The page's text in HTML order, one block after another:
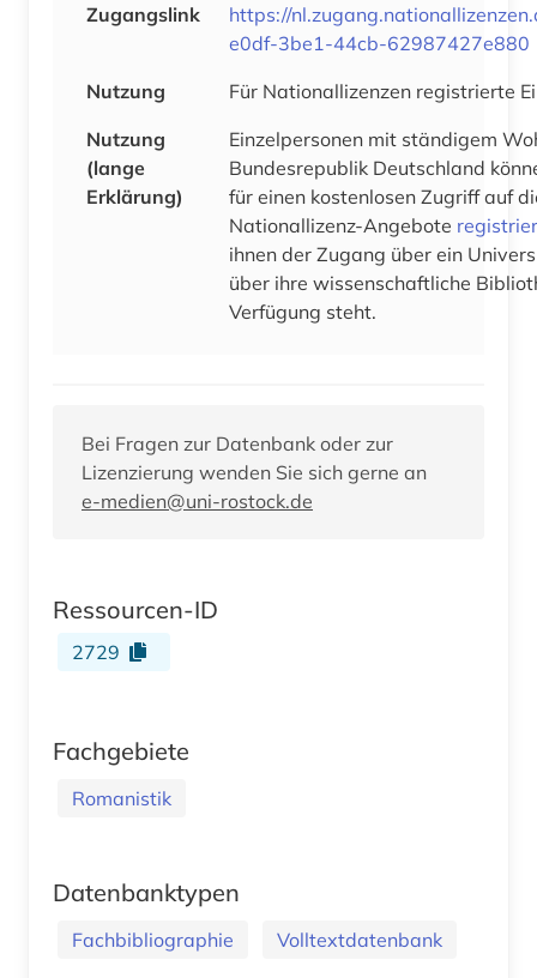
Zugangslink
https://
e0df-3be1-44cb-62987427e880
Nutzung
Für Nationallizenzen registrierte
Nutzung
(lange
Erklärung)
Einzelpersonen mit ständigem
Bundesrepublik Deutschland
für einen kostenlosen Zugriff auf
Nationallizenz-Angebote
ihnen der Zugang über ein
über ihre wissenschaftliche
Verfügung steht.
Bei Fragen zur Datenbank oder zur
Lizenzierung wenden Sie sich gerne an
e-medien@uni-rostock.de
Ressourcen-ID
2729
Fachgebiete
Romanistik
Datenbanktypen
Fachbibliographie Volltextdatenbank